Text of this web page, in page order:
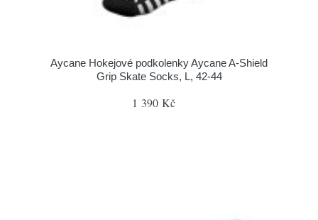
Aycane Hokejové podkolenky Aycane A-Shield
Grip Skate Socks, L, 42-44
1 390 Kč